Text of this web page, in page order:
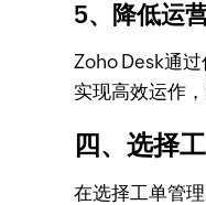
5、降低运
Zoho Desk通
实现高效运作
四、选择
在选择工单管